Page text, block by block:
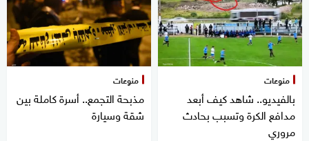
منوعات
بالفيديو.. شاهد كيف أبعد
مدافع الكرة وتسبب بحادث
مروري
منوعات
مذبحة التجمع.. أسرة كاملة بين
شقة وسيارة